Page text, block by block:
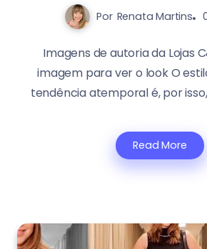
Por Renata Martins
Imagens de autoria da Lojas
imagem para ver o look O
tendência atemporal é, por isso,
Read More